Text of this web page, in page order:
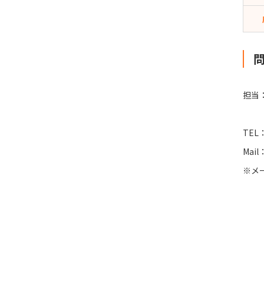
担当
TEL
Mail
※メ